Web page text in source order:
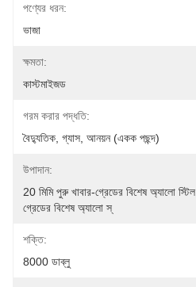
পণ্যের ধরন:
ভাজা
ক্ষমতা:
কাস্টমাইজড
গরম করার পদ্ধতি:
বৈদ্যুতিক, গ্যাস, আনয়ন (একক পছন্দ)
উপাদান:
20 মিমি পুরু খাবার-গ্রেডের বিশেষ অ্যালো
গ্রেডের বিশেষ অ্যালো স্
শক্তি:
8000 ডাব্লু